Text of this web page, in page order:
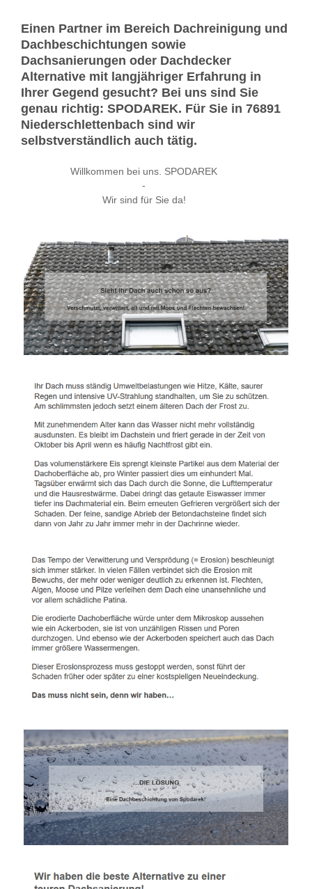
Einen Partner im Bereich Dachreinigung und
Dachbeschichtungen sowie
Dachsanierungen oder Dachdecker
Alternative mit langjähriger Erfahrung in
Ihrer Gegend gesucht? Bei uns sind Sie
genau richtig: SPODAREK. Für Sie in 76891
Niederschlettenbach sind wir
selbstverständlich auch tätig.
Willkommen bei uns. SPODAREK
-
Wir sind für Sie da!